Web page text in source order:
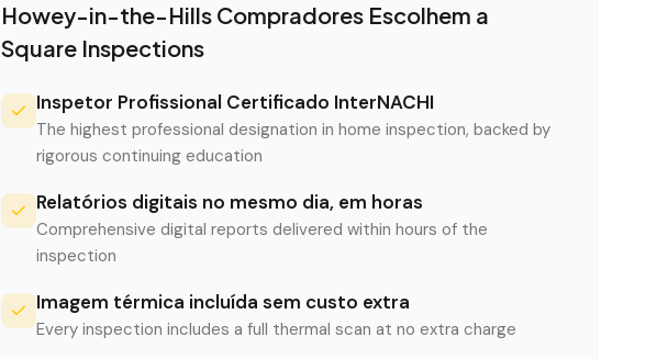
Howey-in-the-Hills Compradores Escolhem a
Square Inspections
Inspetor Profissional Certificado InterNACHI
The highest professional designation in home inspection, backed by
rigorous continuing education
Relatórios digitais no mesmo dia, em horas
Comprehensive digital reports delivered within hours of the
inspection
Imagem térmica incluída sem custo extra
Every inspection includes a full thermal scan at no extra charge